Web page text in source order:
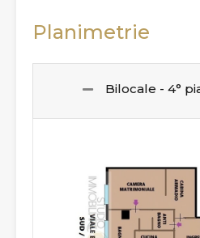
Planimetrie
Bilocale - 4°